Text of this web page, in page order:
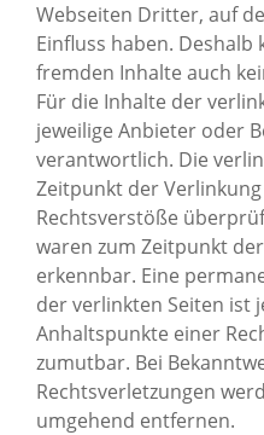
Webseiten Dritter, auf
Einfluss haben.
fremden Inhalte auch
Für die Inhalte der
jeweilige Anbieter oder
verantwortlich. Die
Zeitpunkt der
Rechtsverstöße
waren zum Zeitpunkt
erkennbar. Eine
der verlinkten Seiten ist
Anhaltspunkte einer
zumutbar. Bei
Rechtsverletzungen
umgehend entfernen.